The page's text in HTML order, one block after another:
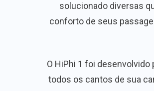
solucionado diversas
conforto de seus
O HiPhi 1 foi
todos os cantos de sua